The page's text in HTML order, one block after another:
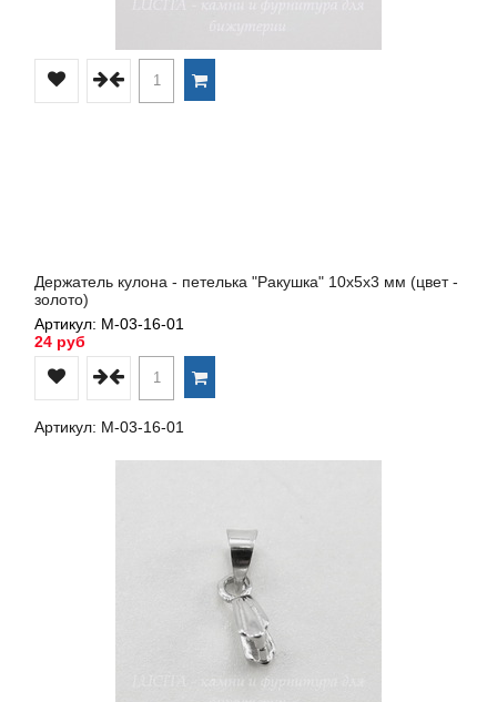
Держатель кулона - петелька "Ракушка" 10х5х3 мм (цвет -
золото)
Артикул: М-03-16-01
24 руб
Артикул: М-03-16-01